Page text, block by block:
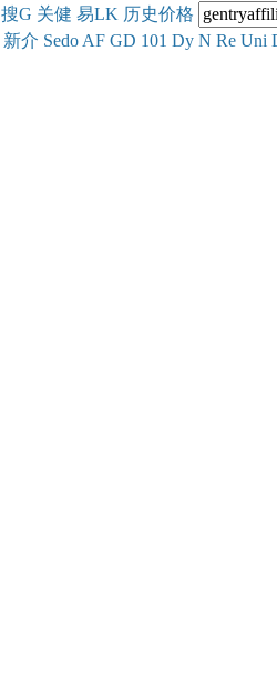
搜G 关健 易LK 历史价格
新介 Sedo AF GD 101 Dy N Re Uni